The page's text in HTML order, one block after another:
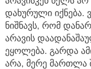
დახურული იქნება.
ნიშნავს, რომ
არავის
ეყოლება. გარდა
არა, მერე მართლა